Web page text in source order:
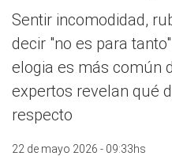
Sentir incomodidad,
decir "no es para
elogia es más común
expertos revelan qué
respecto
22 de mayo 2026 - 09:33hs